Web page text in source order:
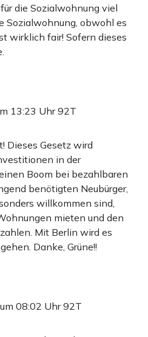
die Sozialwohnung viel
Sozialwohnung, obwohl es
wirklich fair! Sofern dieses
13:23 Uhr92T
Dieses Gesetz wird
in der
Boom bei bezahlbaren
benötigten Neubürger,
willkommen sind,
mieten und den
Mit Berlin wird es
Danke, Grüne!!
08:02 Uhr92T